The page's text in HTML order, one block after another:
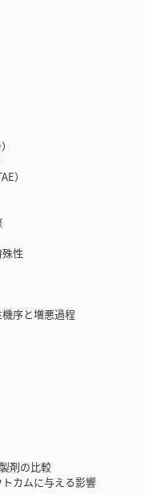
）
性
序と増悪過程
剤の比較
カムに与える影響